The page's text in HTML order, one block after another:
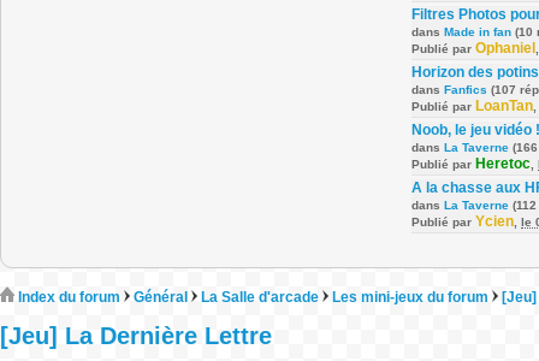
Filtres Photos
dans Made in fan (10
Publié par Ophaniel
Horizon des potins
dans Fanfics (107
Publié par LoanTan
Noob, le jeu vidéo !
dans La Taverne
Publié par Heretoc
A la chasse aux
dans La Taverne
Publié par Ycien le
Index du forum Général La Salle d'arcade Les mini-jeux du forum
[Jeu] La Dernière Lettre